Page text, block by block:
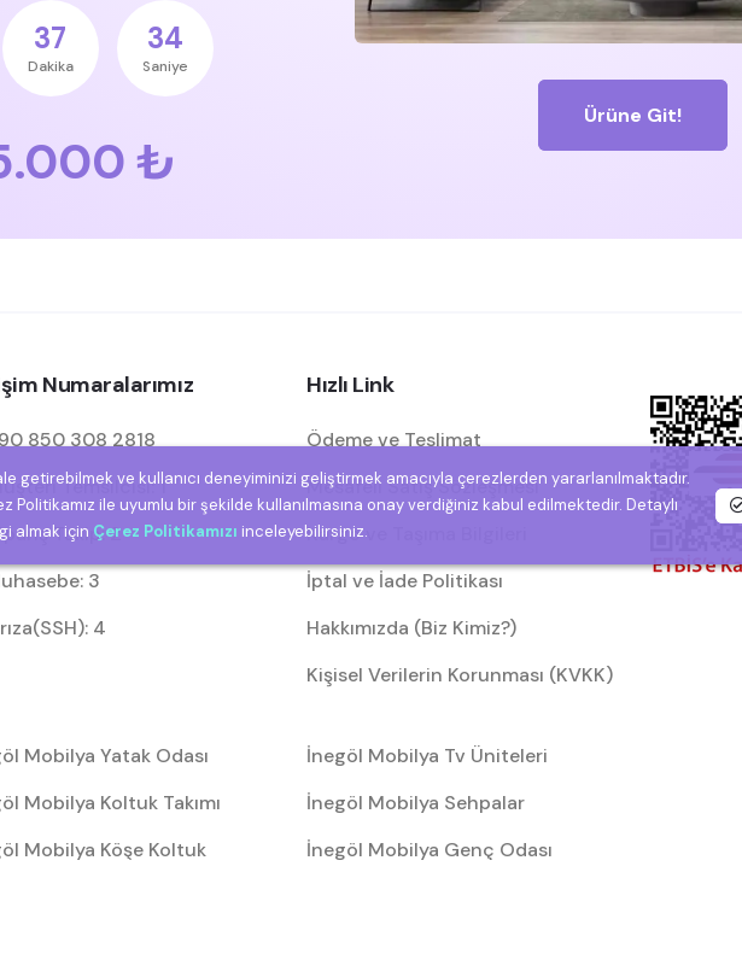
37
Dakika
33
Saniye
₺
Ürüne Git!
Numaralarımız
850 308 2818
Temsilcisi: 1
Takip: 2
3
4
Hızlı Link
Ödeme ve Teslimat
Mesafeli Satış Sözleşmesi
Kargo ve Taşıma Bilgileri
İptal ve İade Politikası
Hakkımızda (Biz Kimiz?)
Kişisel Verilerin Korunması (KVKK)
Mobilya Yatak Odası
Mobilya Koltuk Takımı
Mobilya Köşe Koltuk
İnegöl Mobilya Tv Üniteleri
İnegöl Mobilya Sehpalar
İnegöl Mobilya Genç Odası
getirebilmek ve kullanıcı deneyiminizi geliştirmek amacıyla çerezlerden yararlanılmaktadır.
Politikamız ile uyumlu bir şekilde kullanılmasına onay verdiğiniz kabul edilmektedir. Detaylı
almak için Çerez Politikamızı inceleyebilirsiniz.